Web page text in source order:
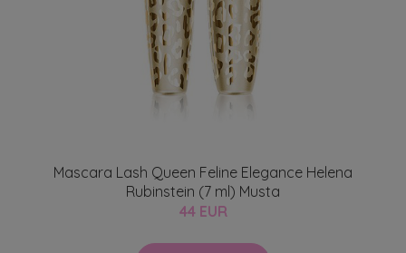
Mascara Lash Queen Feline Elegance Helena
Rubinstein (7 ml) Musta
44 EUR